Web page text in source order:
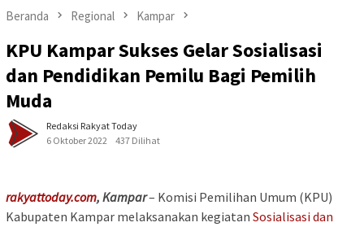
Beranda Regional Kampar
KPU Kampar Sukses Gelar Sosialisasi
dan Pendidikan Pemilu Bagi Pemilih
Muda
Redaksi Rakyat Today
6 Oktober 2022
437 Dilihat
rakyattoday.com, Kampar– Komisi Pemilihan Umum (KPU)
Kabupaten Kampar melaksanakan kegiatan Sosialisasi dan